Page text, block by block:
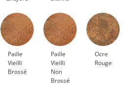
Paille
Vieilli
Brossé
Paille
Vieilli
Non
Brossé
Ocre
Rouge